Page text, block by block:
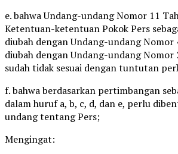
e. bahwa Undang-undang Nomor 11
Ketentuan-ketentuan Pokok Pers
diubah dengan Undang-undang Nomor
diubah dengan Undang-undang Nomor
sudah tidak sesuai dengan tuntutan
f. bahwa berdasarkan pertimbangan
dalam huruf a, b, c, d, dan e, perlu
undang tentang Pers;
Mengingat: